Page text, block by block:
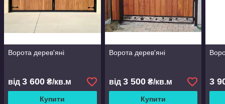
Ворота дерев'яні
від 3 600 ₴/кв.м
Купити
Ворота дерев'яні
від 3 500₴/кв.м
Купити
3